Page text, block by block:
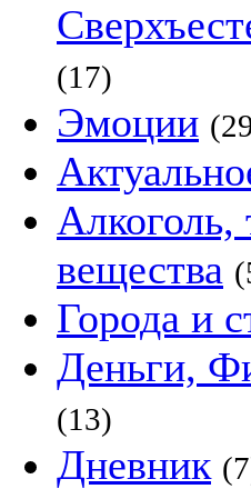
(17)
Эмоции
Алкоголь,
вещества
Города и
Деньги,
(13)
Дневник